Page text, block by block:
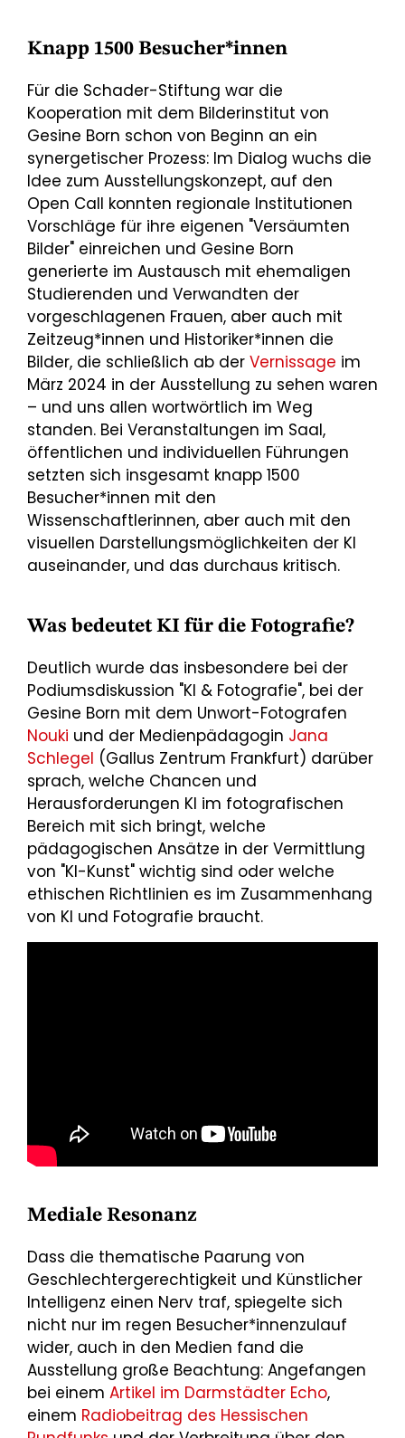
Knapp 1500 Besucher*innen
Für die Schader-Stiftung war die
Kooperation mit dem Bilderinstitut von
Gesine Born schon von Beginn an ein
synergetischer Prozess: Im Dialog wuchs die
Idee zum Ausstellungskonzept, auf den
Open Call konnten regionale Institutionen
Vorschläge für ihre eigenen "Versäumten
Bilder" einreichen und Gesine Born
generierte im Austausch mit ehemaligen
Studierenden und Verwandten der
vorgeschlagenen Frauen, aber auch mit
Zeitzeug*innen und Historiker*innen die
Bilder, die schließlich ab der Vernissage im
März 2024 in der Ausstellung zu sehen waren
– und uns allen wortwörtlich im Weg
standen. Bei Veranstaltungen im Saal,
öffentlichen und individuellen Führungen
setzten sich insgesamt knapp 1500
Besucher*innen mit den
Wissenschaftlerinnen, aber auch mit den
visuellen Darstellungsmöglichkeiten der KI
auseinander, und das durchaus kritisch.
Was bedeutet KI für die Fotografie?
Deutlich wurde das insbesondere bei der
Podiumsdiskussion "KI & Fotografie", bei der
Gesine Born mit dem Unwort-Fotografen
Nouki und der Medienpädagogin Jana
Schlegel (Gallus Zentrum Frankfurt) darüber
sprach, welche Chancen und
Herausforderungen KI im fotografischen
Bereich mit sich bringt, welche
pädagogischen Ansätze in der Vermittlung
von "KI-Kunst" wichtig sind oder welche
ethischen Richtlinien es im Zusammenhang
von KI und Fotografie braucht.
Mediale Resonanz
Dass die thematische Paarung von
Geschlechtergerechtigkeit und Künstlicher
Intelligenz einen Nerv traf, spiegelte sich
nicht nur im regen Besucher*innenzulauf
wider, auch in den Medien fand die
Ausstellung große Beachtung: Angefangen
bei einem Artikel im Darmstädter Echo,
einem Radiobeitrag des Hessischen